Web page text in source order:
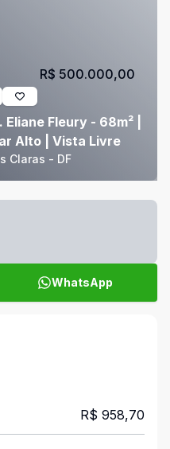
Fleury - 68m² |
Alto | Vista Livre
Claras - DF
R$ 500.000,00
WhatsApp
R$ 958,70